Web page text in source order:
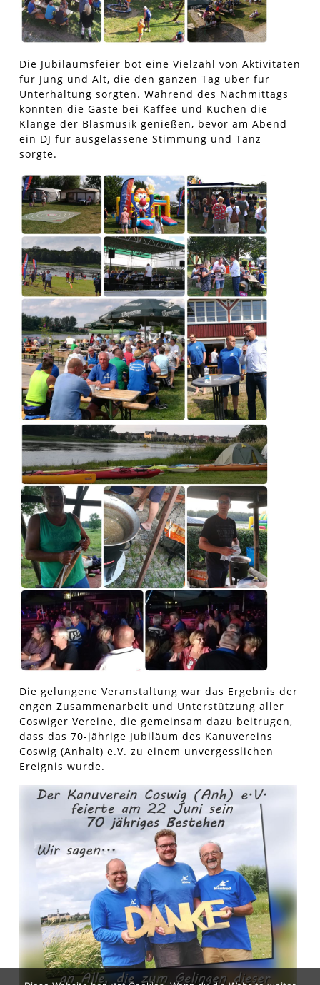
Die Jubiläumsfeier bot eine Vielzahl von Aktivitäten
für Jung und Alt, die den ganzen Tag über für
Unterhaltung sorgten. Während des Nachmittags
konnten die Gäste bei Kaffee und Kuchen die
Klänge der Blasmusik genießen, bevor am Abend
ein DJ für ausgelassene Stimmung und Tanz
sorgte.
Die gelungene Veranstaltung war das Ergebnis der
engen Zusammenarbeit und Unterstützung aller
Coswiger Vereine, die gemeinsam dazu beitrugen,
dass das 70-jährige Jubiläum des Kanuvereins
Coswig (Anhalt) e.V. zu einem unvergesslichen
Ereignis wurde.